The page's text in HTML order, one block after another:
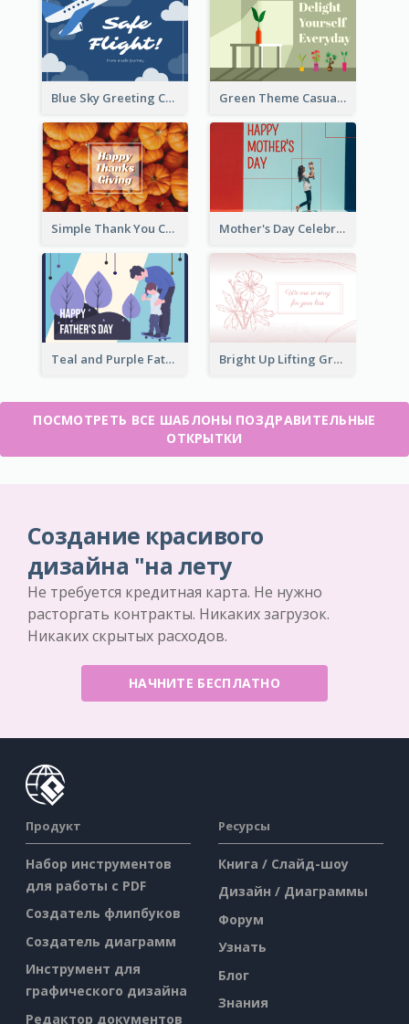
Blue Sky Greeting Card Green Theme Casual Just Because Card
Simple Thank You Card Mother's Day Celebration Greeting Card
Teal and Purple Father's Day Celebration Card Bright Up Lifting Greeting Card
ПОСМОТРЕТЬ ВСЕ ШАБЛОНЫ ПОЗДРАВИТЕЛЬНЫЕ
ОТКРЫТКИ
Создание красивого
дизайна "на лету
Не требуется кредитная карта. Не нужно
расторгать контракты. Никаких загрузок.
Никаких скрытых расходов.
НАЧНИТЕ БЕСПЛАТНО
Продукт
Набор инструментов
для работы с PDF
Создатель флипбуков
Создатель диаграмм
Инструмент для
графического дизайна
Редактор документов
Ресурсы
Книга / Слайд-шоу
Дизайн / Диаграммы
Форум
Узнать
Блог
Знания